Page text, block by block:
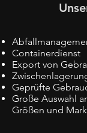
Containerdienst
Export von
Geprüfte
Große Auswahl
Größen und